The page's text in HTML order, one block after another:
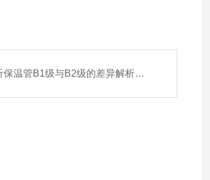
温管B1级与B2级的差异解析与应用考量